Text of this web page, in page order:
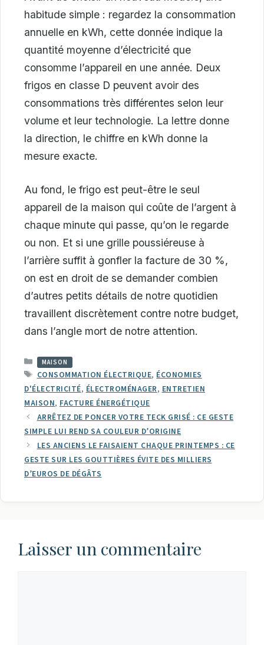
habitude simple : regardez la consommation
annuelle en kWh, cette donnée indique la
quantité moyenne d’électricité que
consomme l’appareil en une année. Deux
frigos en classe D peuvent avoir des
consommations très différentes selon leur
volume et leur technologie. La lettre donne
la direction, le chiffre en kWh donne la
mesure exacte.
Au fond, le frigo est peut-être le seul
appareil de la maison qui coûte de l’argent à
chaque minute qui passe, qu’on le regarde
ou non. Et si une grille poussiéreuse à
l’arrière suffit à gonfler la facture de 30 %,
on est en droit de se demander combien
d’autres petits détails de notre quotidien
travaillent discrètement contre notre budget,
dans l’angle mort de notre attention.
CATÉGORIES
MAISON
ÉTIQUETTES
CONSOMMATION ÉLECTRIQUE, ÉCONOMIES
D'ÉLECTRICITÉ, ÉLECTROMÉNAGER, ENTRETIEN
MAISON, FACTURE ÉNERGÉTIQUE
ARRÊTEZ DE PONCER VOTRE TECK GRISÉ : CE GESTE
SIMPLE LUI REND SA COULEUR D’ORIGINE
LES ANCIENS LE FAISAIENT CHAQUE PRINTEMPS : CE
GESTE SUR LES GOUTTIÈRES ÉVITE DES MILLIERS
D’EUROS DE DÉGÂTS
Laisser un commentaire